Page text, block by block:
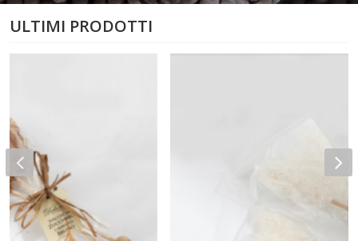
ULTIMI PRODOTTI